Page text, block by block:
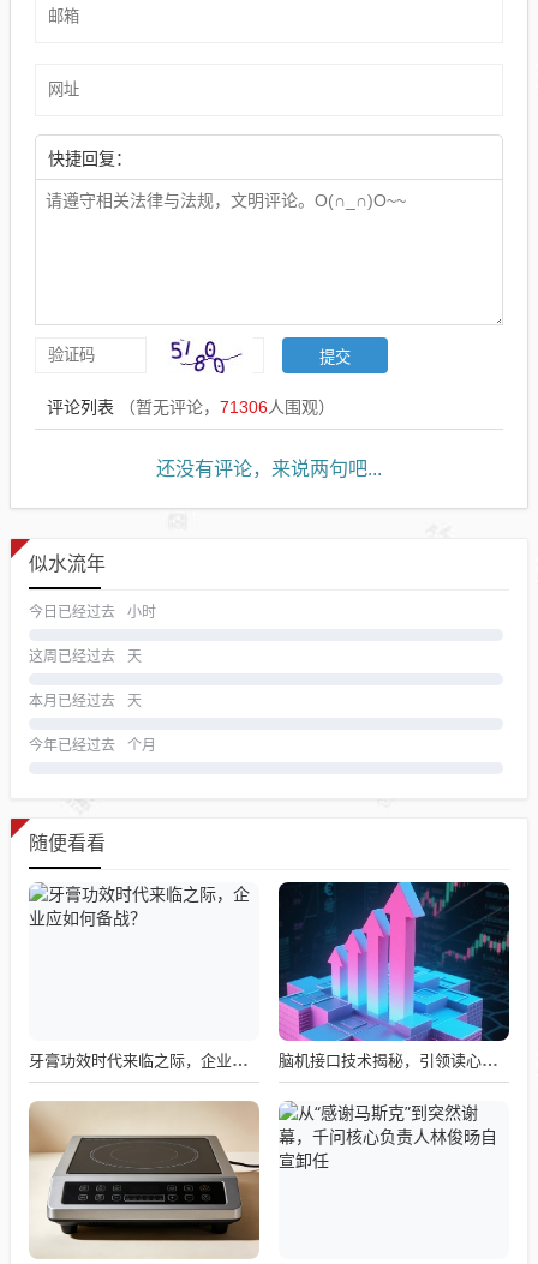
快捷回复：
评论列表 （暂无评论， 71306人围观）
还没有评论，来说两句吧...
似水流年
今日已经过去 小时
这周已经过去 天
本月已经过去 天
今年已经过去 个月
随便看看
牙膏功效时代来临之际，企业应如何备战？ 脑机接口技术揭秘，引领读心术革命的领跑者大盘点